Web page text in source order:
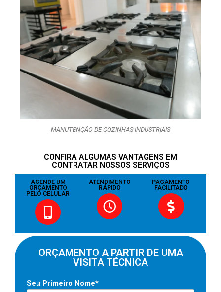
MANUTENÇÃO DE COZINHAS INDUSTRIAIS
CONFIRA ALGUMAS VANTAGENS EM
CONTRATAR NOSSOS SERVIÇOS
AGENDE UM
ORÇAMENTO
PELO CELULAR
ATENDIMENTO
RÁPIDO
PAGAMENTO
FACILITADO
ORÇAMENTO A PARTIR DE UMA
VISITA TÉCNICA
Seu Primeiro Nome*